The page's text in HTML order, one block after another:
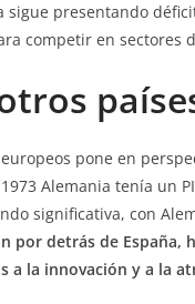
sigue presentando
competir en sectores
pone en
Alemania tenía un
significativa, con
por detrás de
a la innovación y a la